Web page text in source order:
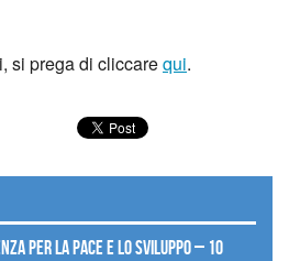
si prega di cliccarequi.
per la pace e lo sviluppo – 10